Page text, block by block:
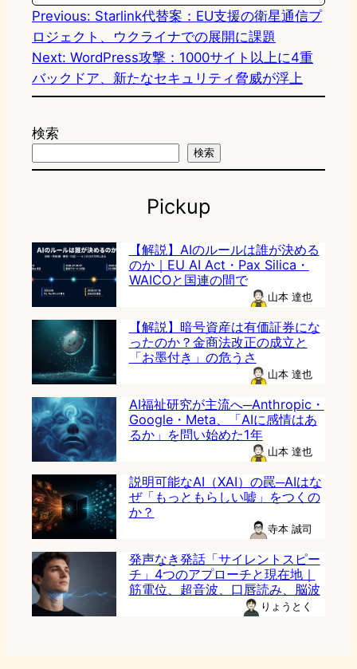
Previous: Starlink代替案：EU支援の衛星通信プ
ロジェクト、ウクライナでの展開に課題
Next: WordPress攻撃：1000サイト以上に4重
バックドア、新たなセキュリティ脅威が浮上
検索
検索
Pickup
【解説】AIのルールは誰が決める
のか｜EU AI Act・Pax Silica・
WAICOと国連の間で
山本 達也
【解説】暗号資産は有価証券にな
ったのか？金商法改正の成立と
「お墨付き」の危うさ
山本 達也
AI福祉研究が主流へ─Anthropic・
Google・Meta、「AIに感情はあ
るか」を問い始めた1年
山本 達也
説明可能なAI（XAI）の罠─AIはな
ぜ「もっともらしい嘘」をつくの
か？
寺本 誠司
発声なき発話「サイレントスピー
チ」4つのアプローチと現在地｜
筋電位、超音波、口唇読み、脳波
りょうとく